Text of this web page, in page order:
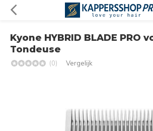
Kyone HYBRID BLADE PRO
Tondeuse
(0) Vergelijk